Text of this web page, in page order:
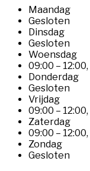
Maandag
Gesloten
Dinsdag
Gesloten
Woensdag
09:00 – 12:00,
Donderdag
Gesloten
Vrijdag
09:00 – 12:00,
Zaterdag
09:00 – 12:00,
Zondag
Gesloten